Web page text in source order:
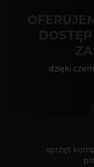
dzięki
sprzęt